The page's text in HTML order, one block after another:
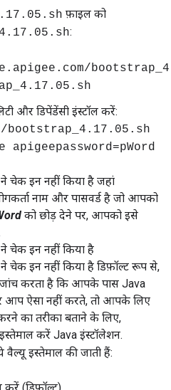
फ़ाइल को
:
और डिपेंडेंसी इंस्टॉल करें:
bootstrap_4.17.05.sh
apigeepassword=pWord
चेक इन नहीं किया है जहां
नाम और पासवर्ड है जो आपको
को छोड़ देने पर, आपको इसे
चेक इन नहीं किया है
चेक इन नहीं किया है डिफ़ॉल्ट रूप से,
करता है कि आपके पास Java
आप ऐसा नहीं करते, तो आपके लिए
का तरीका बताने के लिए,
करें Java इंस्टॉलेशन.
इस्तेमाल की जाती हैं: